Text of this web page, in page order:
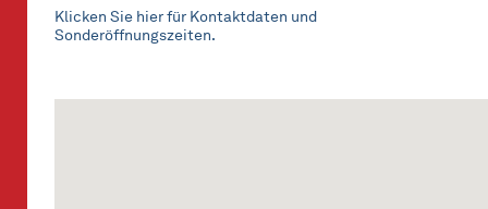
Klicken Sie hier für Kontaktdaten und
Sonderöffnungszeiten.